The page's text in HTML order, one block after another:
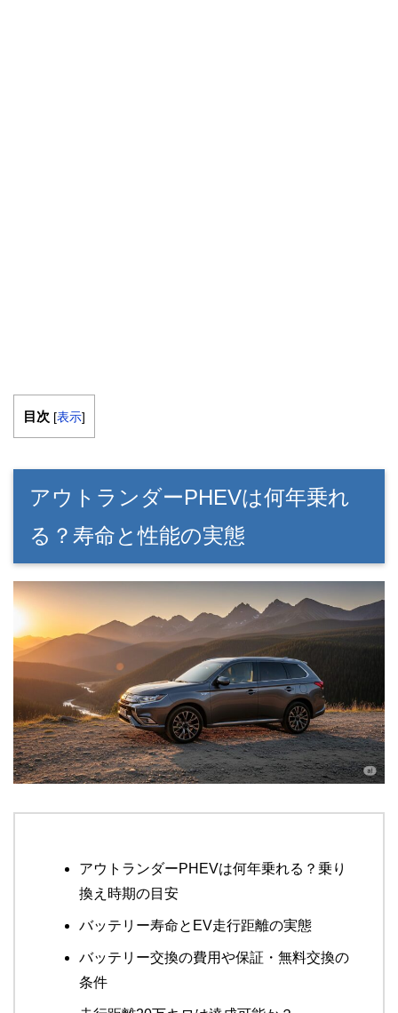
目次 [表示]
アウトランダーPHEVは何年乗れ
る？寿命と性能の実態
アウトランダーPHEVは何年乗れる？乗り
換え時期の目安
バッテリー寿命とEV走行距離の実態
バッテリー交換の費用や保証・無料交換の
条件